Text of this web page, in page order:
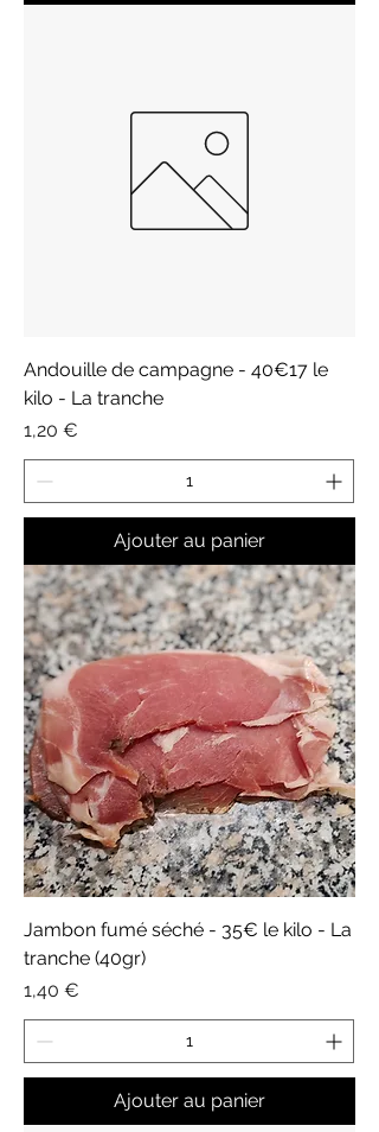
Andouille de campagne - 40€17 le
kilo - La tranche
Prix
1,20 €
Ajouter au panier
Jambon fumé séché - 35€ le kilo - La
tranche (40gr)
Prix
1,40 €
Ajouter au panier